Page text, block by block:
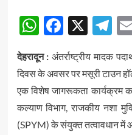
WhatsApp
X
देहरादून :अंतर्राष्ट्रीय मादक
दिवस के अवसर पर मसूरी टाउन
एक विशेष जागरूकता कार्यक्रम
कल्याण विभाग, राजकीय नशा
(SPYM) के संयुक्त तत्वावधान में